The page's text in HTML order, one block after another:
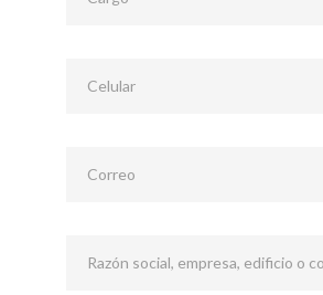
Celular
Correo
Razón social, empresa, edificio o